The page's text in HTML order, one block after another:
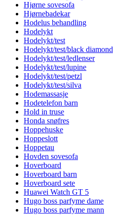
Hjørne sovesofa
Hjørnebadekar
Hodelus behandling
Hodelykt
Hodelykt/test
Hodelykt/test/black diamond
Hodelykt/test/ledlenser
Hodelykt/test/lupine
Hodelykt/test/petzl
Hodelykt/test/silva
Hodemassasje
Hodetelefon barn
Hold in truse
Honda snøfres
Hoppehuske
Hoppeslott
Hoppetau
Hovden sovesofa
Hoverboard
Hoverboard barn
Hoverboard sete
Huawei Watch GT 5
Hugo boss parfyme dame
Hugo boss parfyme mann